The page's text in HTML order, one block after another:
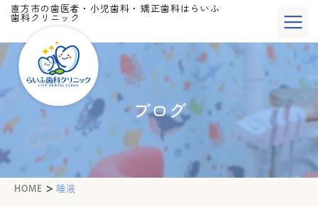
直方市の歯医者・小児歯科・矯正歯科はらいふ
歯科クリニック
ブログ
HOME > 唾液